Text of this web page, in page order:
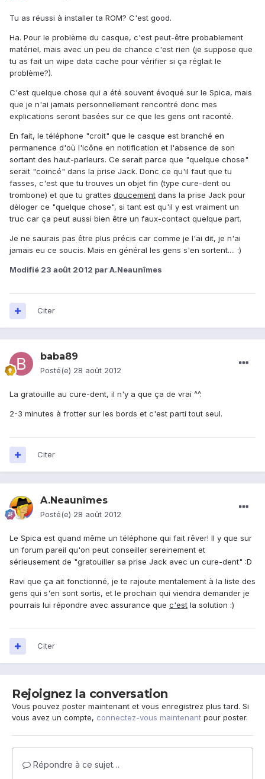
Tu as réussi à installer ta ROM? C'est good.
Ha. Pour le problème du casque, c'est peut-être probablement
matériel, mais avec un peu de chance c'est rien (je suppose que
tu as fait un wipe data cache pour vérifier si ça réglait le
problème?).
C'est quelque chose qui a été souvent évoqué sur le Spica, mais
que je n'ai jamais personnellement rencontré donc mes
explications seront basées sur ce que les gens ont raconté.
En fait, le téléphone "croit" que le casque est branché en
permanence d'où l'icône en notification et l'absence de son
sortant des haut-parleurs. Ce serait parce que "quelque chose"
serait "coincé" dans la prise Jack. Donc ce qu'il faut que tu
fasses, c'est que tu trouves un objet fin (type cure-dent ou
trombone) et que tu grattes doucement dans la prise Jack pour
déloger ce "quelque chose", si tant est qu'il y est vraiment un
truc car ça peut aussi bien être un faux-contact quelque part.
Je ne saurais pas être plus précis car comme je l'ai dit, je n'ai
jamais eu ce soucis. Mais en général les gens s'en sortent.... :)
Modifié 23 août 2012 par A.Neaunîmes
Citer
baba89
Posté(e) 28 août 2012
La gratouille au cure-dent, il n'y a que ça de vrai ^^.
2-3 minutes à frotter sur les bords et c'est parti tout seul.
Citer
A.Neaunîmes
Posté(e) 28 août 2012
Le Spica est quand même un téléphone qui fait rêver! Il y que sur
un forum pareil qu'on peut conseiller sereinement et
sérieusement de "gratouiller sa prise Jack avec un cure-dent" :D
Ravi que ça ait fonctionné, je te rajoute mentalement à la liste des
gens qui s'en sont sortis, et le prochain qui viendra demander je
pourrais lui répondre avec assurance que c'est la solution :)
Citer
Rejoignez la conversation
Vous pouvez poster maintenant et vous enregistrez plus tard. Si
vous avez un compte, connectez-vous maintenant pour poster.
Répondre à ce sujet…